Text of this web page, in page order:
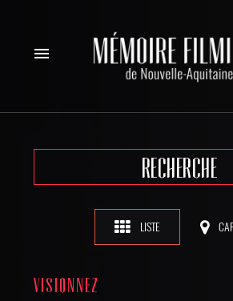
menu
RECHERCHE
LISTE
VISIONNEZ